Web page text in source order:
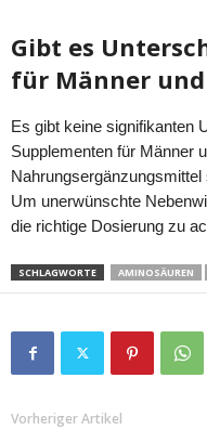
Gibt es
für Männer und
Es gibt keine signifikanten
Supplementen für Männer
Um unerwünschte
die richtige Dosierung zu
SCHLAGWORTE AMINOSÄUREN
Vorheriger Artikel